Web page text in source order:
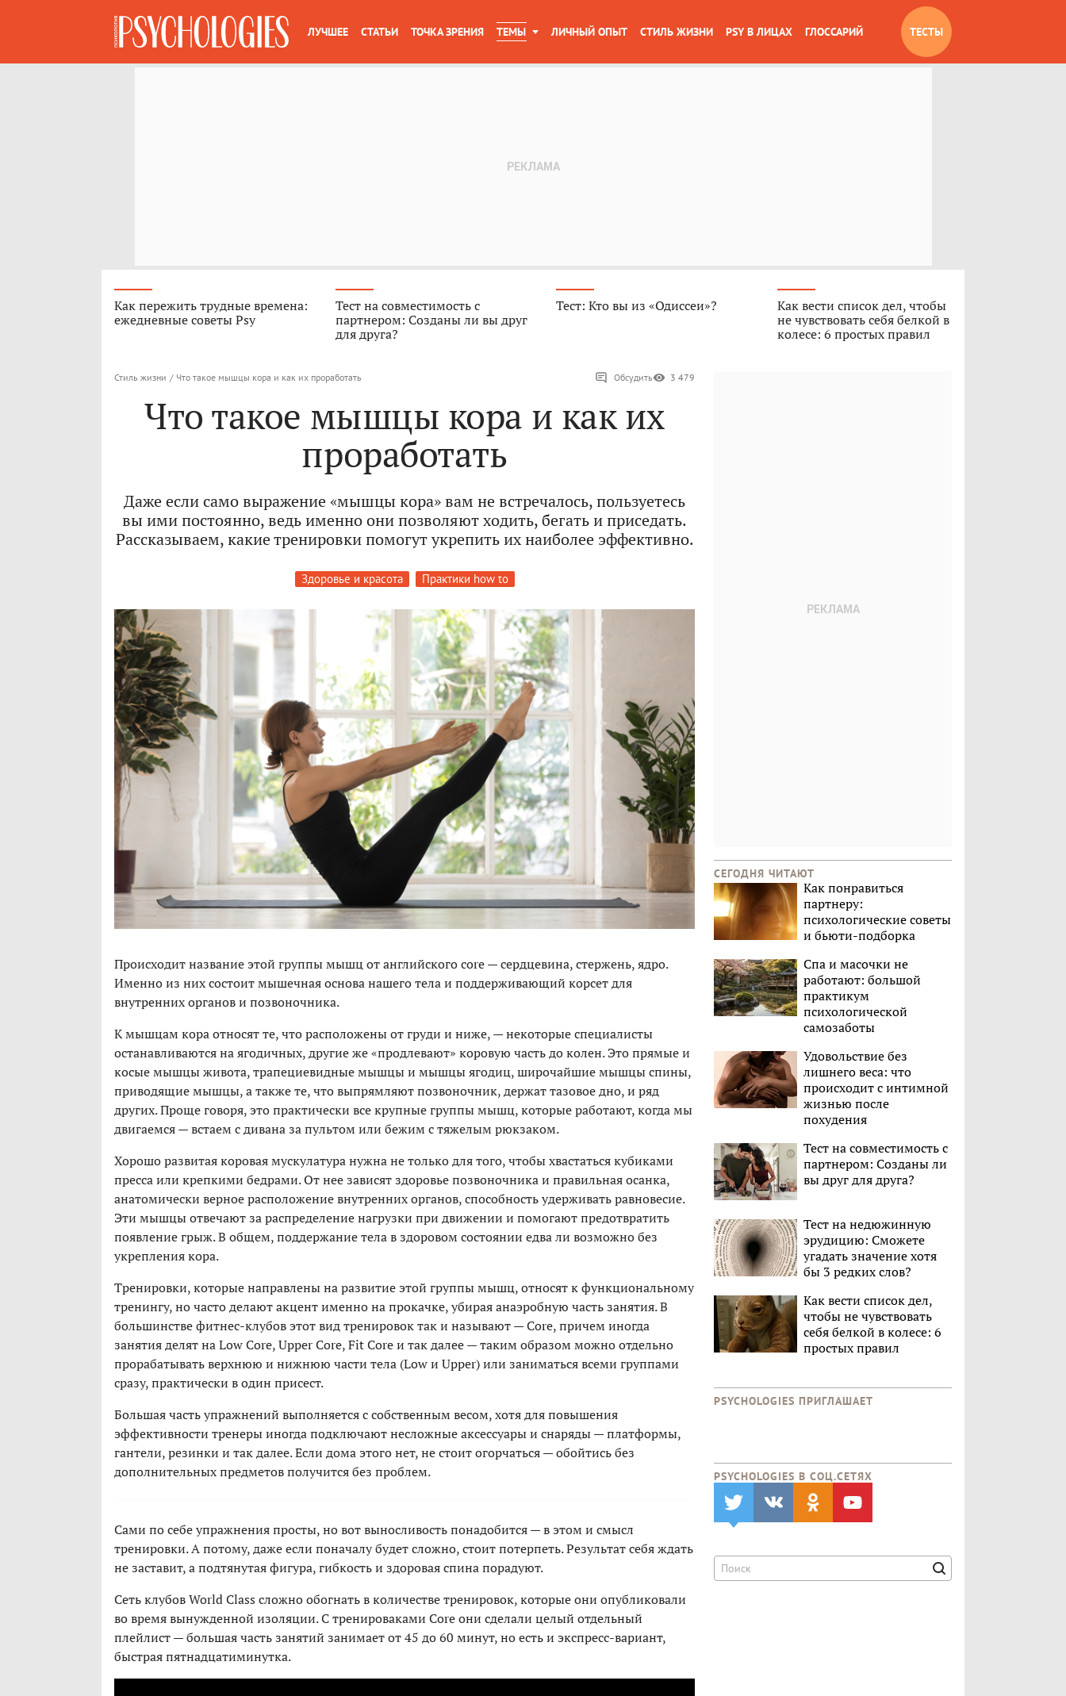
ЛУЧШЕЕ СТАТЬИ ТОЧКА ЗРЕНИЯ ТЕМЫ ЛИЧНЫЙ ОПЫТ СТИЛЬ ЖИЗНИ PSY В ЛИЦАХ ГЛОССАРИЙ ТЕСТЫ
Как пережить трудные времена:
ежедневные советы Psy
Тест на совместимость с
партнером: Созданы ли вы друг
для друга?
Тест: Кто вы из «Одиссеи»?
Как вести список дел, чтобы
не чувствовать себя белкой в
колесе: 6 простых правил
Стиль жизни / Что такое мышцы кора и как их проработать Обсудить 3 479
Что такое мышцы кора и как их
проработать
Даже если само выражение «мышцы кора» вам не встречалось, пользуетесь
вы ими постоянно, ведь именно они позволяют ходить, бегать и приседать.
Рассказываем, какие тренировки помогут укрепить их наиболее эффективно.
Здоровье и красота Практики how to
Происходит название этой группы мышц от английского core — сердцевина, стержень, ядро.
Именно из них состоит мышечная основа нашего тела и поддерживающий корсет для
внутренних органов и позвоночника.
К мышцам кора относят те, что расположены от груди и ниже, — некоторые специалисты
останавливаются на ягодичных, другие же «продлевают» коровую часть до колен. Это прямые и
косые мышцы живота, трапециевидные мышцы и мышцы ягодиц, широчайшие мышцы спины,
приводящие мышцы, а также те, что выпрямляют позвоночник, держат тазовое дно, и ряд
других. Проще говоря, это практически все крупные группы мышц, которые работают, когда мы
двигаемся — встаем с дивана за пультом или бежим с тяжелым рюкзаком.
Хорошо развитая коровая мускулатура нужна не только для того, чтобы хвастаться кубиками
пресса или крепкими бедрами. От нее зависят здоровье позвоночника и правильная осанка,
анатомически верное расположение внутренних органов, способность удерживать равновесие.
Эти мышцы отвечают за распределение нагрузки при движении и помогают предотвратить
появление грыж. В общем, поддержание тела в здоровом состоянии едва ли возможно без
укрепления кора.
Тренировки, которые направлены на развитие этой группы мышц, относят к функциональному
тренингу, но часто делают акцент именно на прокачке, убирая анаэробную часть занятия. В
большинстве фитнес-клубов этот вид тренировок так и называют — Core, причем иногда
занятия делят на Low Core, Upper Core, Fit Core и так далее — таким образом можно отдельно
прорабатывать верхнюю и нижнюю части тела (Low и Upper) или заниматься всеми группами
сразу, практически в один присест.
Большая часть упражнений выполняется с собственным весом, хотя для повышения
эффективности тренеры иногда подключают несложные аксессуары и снаряды — платформы,
гантели, резинки и так далее. Если дома этого нет, не стоит огорчаться — обойтись без
дополнительных предметов получится без проблем.
Сами по себе упражнения просты, но вот выносливость понадобится — в этом и смысл
тренировки. А потому, даже если поначалу будет сложно, стоит потерпеть. Результат себя ждать
не заставит, а подтянутая фигура, гибкость и здоровая спина порадуют.
Сеть клубов World Class сложно обогнать в количестве тренировок, которые они опубликовали
во время вынужденной изоляции. С тренироваками Core они сделали целый отдельный
плейлист — большая часть занятий занимает от 45 до 60 минут, но есть и экспресс-вариант,
быстрая пятнадцатиминутка.
СЕГОДНЯ ЧИТАЮТ
Как понравиться
партнеру:
психологические советы
и бьюти-подборка
Спа и масочки не
работают: большой
практикум
психологической
самозаботы
Удовольствие без
лишнего веса: что
происходит с интимной
жизнью после
похудения
Тест на совместимость с
партнером: Созданы ли
вы друг для друга?
Тест на недюжинную
эрудицию: Сможете
угадать значение хотя
бы 3 редких слов?
Как вести список дел,
чтобы не чувствовать
себя белкой в колесе: 6
простых правил
PSYCHOLOGIES ПРИГЛАШАЕТ
PSYCHOLOGIES В CОЦ.СЕТЯХ